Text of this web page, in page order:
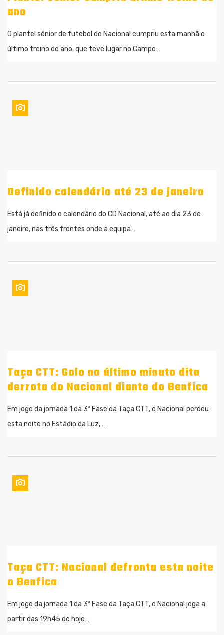
ano
O plantel sénior de futebol do Nacional cumpriu esta manhã o
último treino do ano, que teve lugar no Campo…
Definido calendário até 23 de janeiro
Está já definido o calendário do CD Nacional, até ao dia 23 de
janeiro, nas três frentes onde a equipa…
Taça CTT: Golo no último minuto dita
derrota do Nacional diante do Benfica
Em jogo da jornada 1 da 3ª Fase da Taça CTT, o Nacional perdeu
esta noite no Estádio da Luz,…
Taça CTT: Nacional defronta esta noite
o Benfica
Em jogo da jornada 1 da 3ª Fase da Taça CTT, o Nacional joga a
partir das 19h45 de hoje…